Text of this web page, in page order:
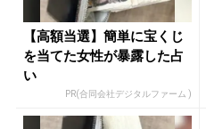
【高額当選】簡単に宝くじ
を当てた女性が暴露した占
い
PR(合同会社デジタルファーム )